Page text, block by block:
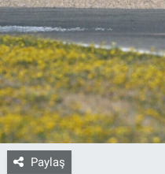
Paylaş
RESMİ İLANLAR
İLAN
Bize ulaşın
İletişim/Künye